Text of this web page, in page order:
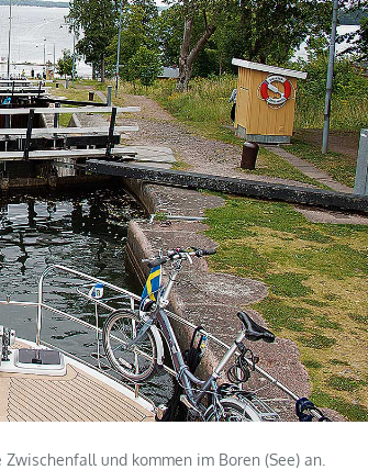
und kommen im Boren (See) an.